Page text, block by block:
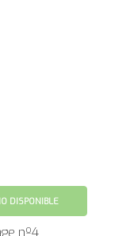
DISPONIBLE
nº4